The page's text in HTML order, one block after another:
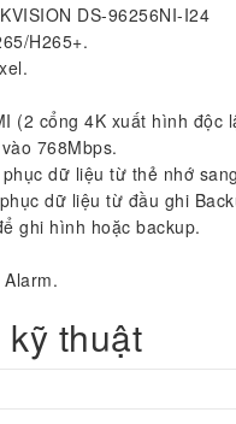
DS-96256NI-I24
H265+.
(2 cổng 4K xuất hình độc
768Mbps.
dữ liệu từ thẻ nhớ
dữ liệu từ đầu ghi
ghi hình hoặc backup.
thuật